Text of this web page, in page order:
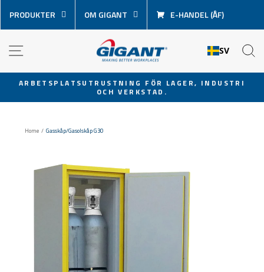
över
innehåll
PRODUKTER OM GIGANT E-HANDEL (ÅF)
SV
Pausa
ARBETSPLATSUTRUSTNING FÖR LAGER, INDUSTRI
OCH VERKSTAD.
Home / Gasskåp/Gasolskåp G30